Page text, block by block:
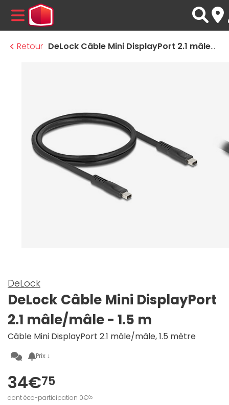
MENU
Retour
DeLock Câble Mini DisplayPort 2.1 mâle/mâle - 1.5 m
DeLock
DeLock Câble Mini DisplayPort
2.1 mâle/mâle - 1.5 m
Câble Mini DisplayPort 2.1 mâle/mâle, 1.5 mètre
Prix ↓
34€75
dont éco-participation 0€05